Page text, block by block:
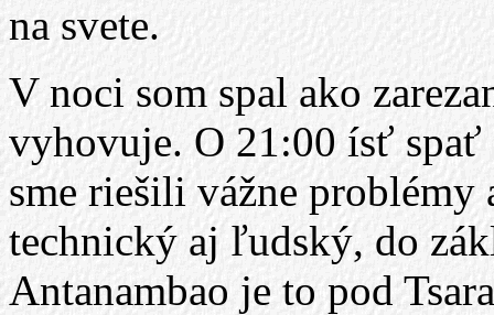
na svete.
V noci som spal ako
vyhovuje. O 21:00 ísť spať
sme riešili vážne
technický aj ľudský, do
Antanambao je to pod